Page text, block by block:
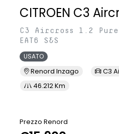
CITROEN C3
C3 Aircross 1.2
EAT6 S&S
USATO
Renord Inzago C3
46.212 Km
Prezzo Renord